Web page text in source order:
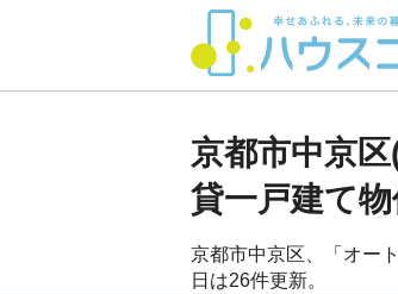
京都市中京
貸一戸建て
京都市中京区、「オー
日は26件更新。